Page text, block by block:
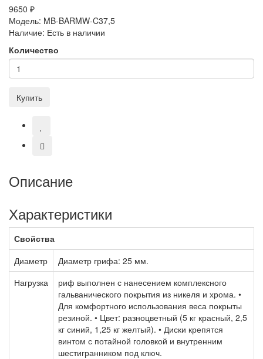
9650 ₽
Модель: MB-BARMW-C37,5
Наличие: Есть в наличии
Количество
Купить
Описание
Характеристики
Свойства
Диаметр
Диаметр грифа: 25 мм.
Нагрузка
риф выполнен с нанесением комплексного
гальванического покрытия из никеля и хрома. •
Для комфортного использования веса покрыты
резиной. • Цвет: разноцветный (5 кг красный, 2,5
кг синий, 1,25 кг желтый). • Диски крепятся
винтом с потайной головкой и внутренним
шестигранником под ключ.